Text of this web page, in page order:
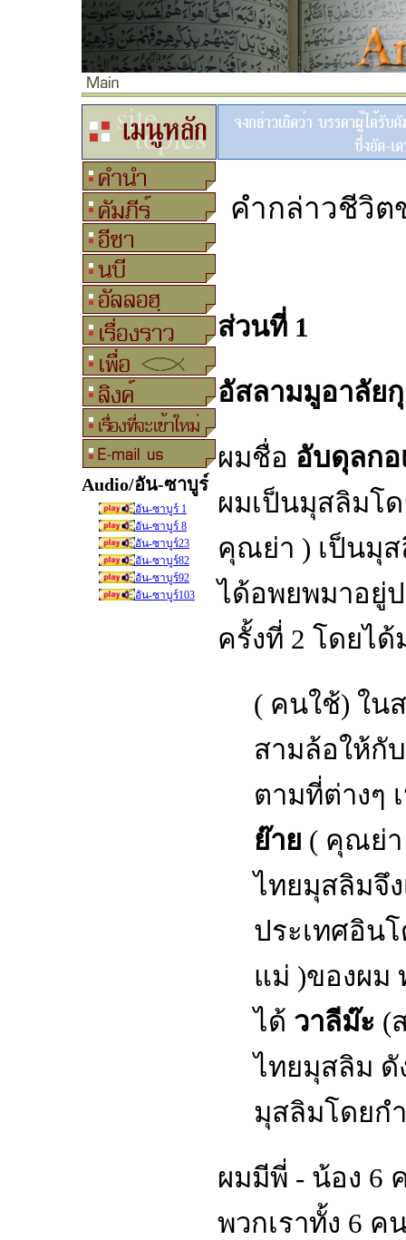
Audio/อัน-ซาบูร
อัน-ซาบูร์ 1
อัน-ซาบูร์ 8
อัน-ซาบูร์23
อัน-ซาบูร์82
อัน-ซาบูร์92
อัน-ซาบูร์103
คำกล่าวชีวิต
ส่วนที่ 1
อัสลามมูอาลัย
ผมชื่อ อับดุลก
ผมเป็นมุสลิมโ
คุณย่า ) เป็นมุ
ได้อพยพมาอยู่
ครั้งที่ 2 โดยไ
( คนใช้) ใน
สามล้อให้กั
ตามที่ต่างๆ
ย๊าย ( คุณย่า
ไทยมุสลิมจึ
ประเทศอิน
แม่ )ของผม
ได้ วาลีม๊ะ (
ไทยมุสลิม ดั
มุสลิมโดยก
ผมมีพี่ - น้อง 6
พวกเราทั้ง 6 ค